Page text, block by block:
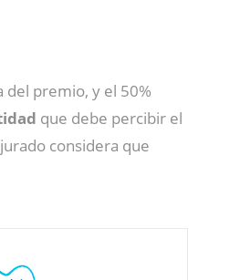
del premio, y el 50%
que debe percibir el
considera que